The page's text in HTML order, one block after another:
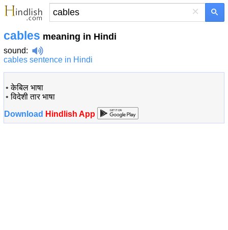
×
cables meaning in Hindi
sound:
cables sentence in Hindi
•केबिल भाषा
•विदेशी तार भाषा
Download Hindlish App